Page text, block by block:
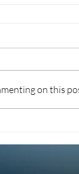
on this